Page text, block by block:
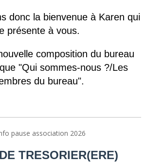
donc la bienvenue à Karen qui
présente à vous.
composition du bureau
"Qui sommes-nous ?/Les
du bureau".
TRESORIER(ERE)